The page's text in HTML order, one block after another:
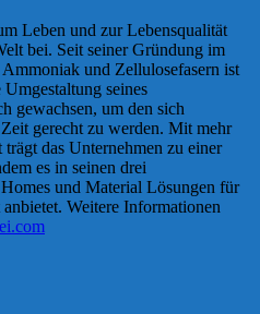
Leben und zur Lebensqualität
bei. Seit seiner Gründung im
und Zellulosefasern ist
seines
gewachsen, um den sich
gerecht zu werden. Mit mehr
das Unternehmen zu einer
es in seinen drei
und Material Lösungen für
Weitere Informationen